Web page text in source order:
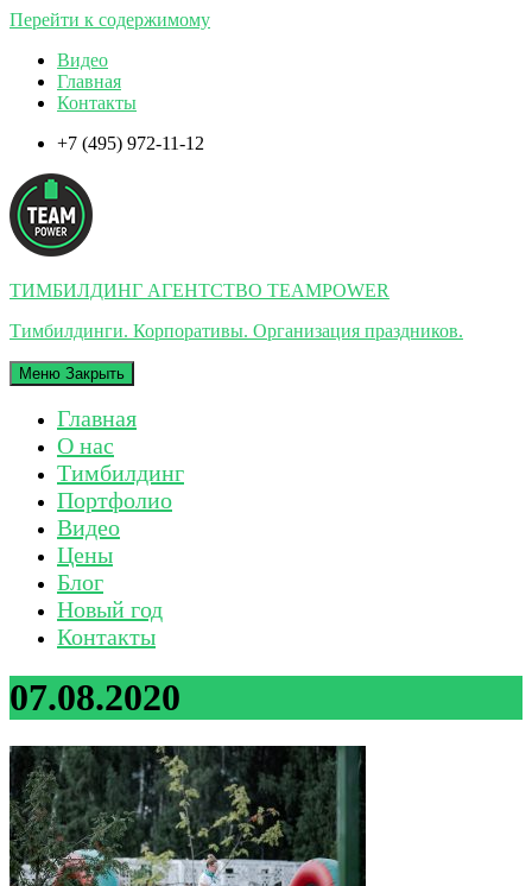
Перейти к содержимому
Видео
Главная
Контакты
+7 (495) 972-11-12
ТИМБИЛДИНГ АГЕНТСТВО TEAMPOWER
Тимбилдинги. Корпоративы. Организация праздников.
Меню Закрыть
Главная
О нас
Тимбилдинг
Портфолио
Видео
Цены
Блог
Новый год
Контакты
07.08.2020